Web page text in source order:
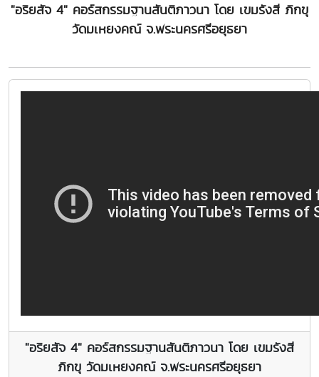
"อริยสัจ 4" คอร์สกรรมฐานสันติภาวนา โดย เขมรังสี ภิกขุ
วัดมเหยงคณ์ จ.พระนครศรีอยุธยา
"อริยสัจ 4" คอร์สกรรมฐานสันติภาวนา โดย เขมรังสี
ภิกขุ วัดมเหยงคณ์ จ.พระนครศรีอยุธยา